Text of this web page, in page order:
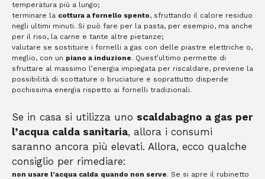
temperatura più a lungo;
terminare la cottura a fornello spento, sfruttando il calore residuo
negli ultimi minuti. Si può fare per la pasta, per esempio, ma anche
per il riso, la carne e tante altre pietanze;
valutare se sostituire i fornelli a gas con delle piastre elettriche o,
meglio, con un piano a induzione. Quest’ultimo permette di
sfruttare al massimo l’energia impiegata per riscaldare, previene la
possibilità di scottature o bruciature e soprattutto disperde
pochissima energia rispetto ai fornelli tradizionali.
Se in casa si utilizza uno scaldabagno a gas per
l’acqua calda sanitaria, allora i consumi
saranno ancora più elevati. Allora, ecco qualche
consiglio per rimediare:
non usare l’acqua calda quando non serve. Se si apre il rubinetto